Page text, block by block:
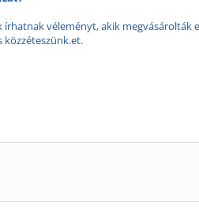
írhatnak véleményt, akik
közzéteszünk.et.